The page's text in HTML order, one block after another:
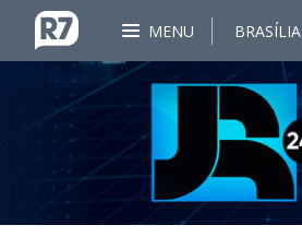
MENU BRASÍLIA